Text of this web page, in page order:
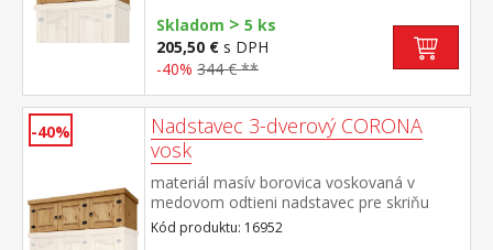
Skladom > 5 ks
205,50 € s DPH
-40% 344 € **
-40%
Nadstavec 3-dverový CORONA
vosk
materiál masív borovica voskovaná v
medovom odtieni nadstavec pre skriňu
162818 súčasť zostavy Corona
Kód produktu: 16952